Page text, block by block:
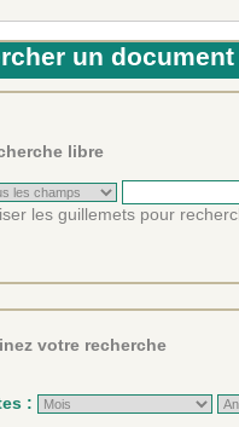
un document
libre
les guillemets pour
votre recherche
: